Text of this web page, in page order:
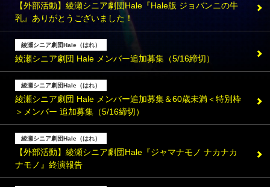
【外部活動】綾瀬シニア劇団Hale『Hale版 ジョバンニの牛
乳』ありがとうございました！
綾瀬シニア劇団Hale（はれ）
綾瀬シニア劇団 Hale メンバー追加募集（5/16締切）
綾瀬シニア劇団Hale（はれ）
綾瀬シニア劇団 Hale メンバー追加募集＆60歳未満＜特別枠
＞メンバー 追加募集（5/16締切）
綾瀬シニア劇団Hale（はれ）
【外部活動】綾瀬シニア劇団Hale『ジャマナモノ ナカナカ
ナモノ』終演報告